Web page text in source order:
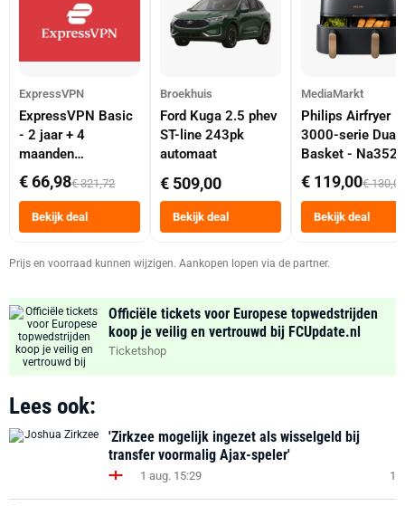
ExpressVPN
ExpressVPN Basic
- 2 jaar + 4
maanden
abonnement
€ 66,98€ 321,72
Bekijk deal
Broekhuis
Ford Kuga 2.5 phev
ST-line 243pk
automaat
€ 509,00
Bekijk deal
MediaMarkt
Philips Airfryer
3000-serie Dual
Basket -
Dubbele Mand 9
Tot 6 Personen
Heteluchtfriteuse
Zwart
€ 119,00€ 130,00
Bekijk deal
Prijs en voorraad kunnen wijzigen. Aankopen lopen via de partner.
Officiële tickets voor Europese topwedstrijden
koop je veilig en vertrouwd bij FCUpdate.nl
Ticketshop
Lees ook:
'Zirkzee mogelijk ingezet als wisselgeld bij
transfer voormalig Ajax-speler'
1 aug. 15:29 1